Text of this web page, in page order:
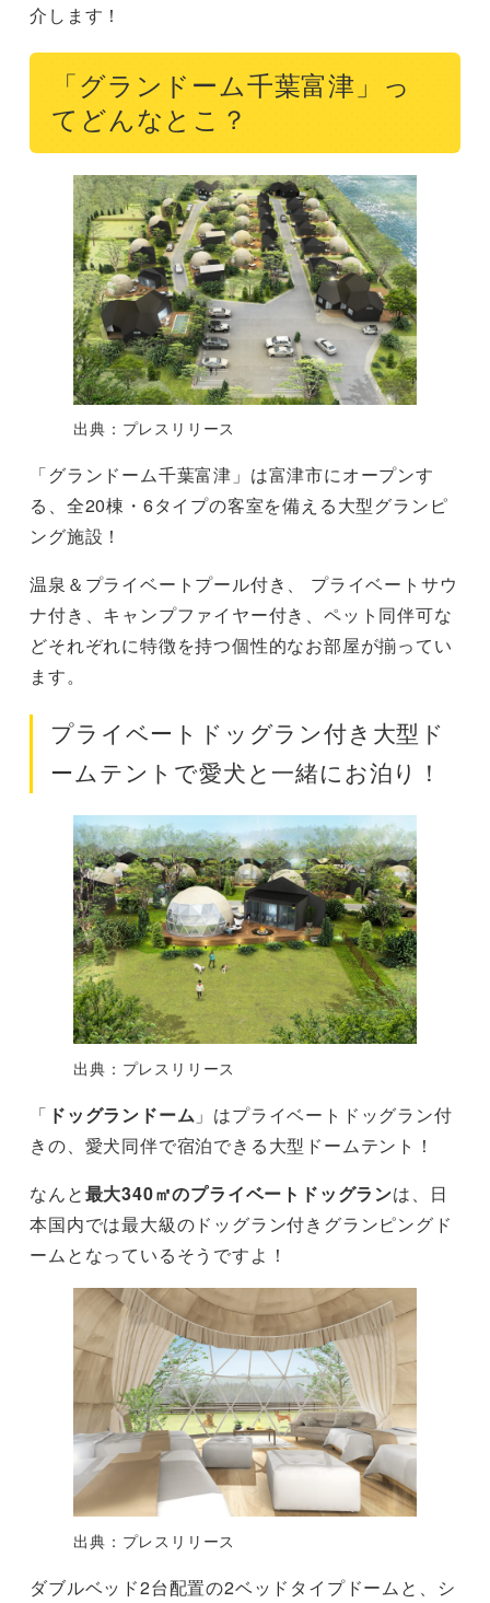
介します！
「グランドーム千葉富津」っ
てどんなとこ？
出典：プレスリリース
「グランドーム千葉富津」は富津市にオープンす
る、全20棟・6タイプの客室を備える大型グランピ
ング施設！
温泉＆プライベートプール付き、 プライベートサウ
ナ付き、キャンプファイヤー付き、ペット同伴可な
どそれぞれに特徴を持つ個性的なお部屋が揃ってい
ます。
プライベートドッグラン付き大型ド
ームテントで愛犬と一緒にお泊り！
出典：プレスリリース
「 ドッグランドーム 」はプライベートドッグラン付
きの、愛犬同伴で宿泊できる大型ドームテント！
なんと最大340㎡のプライベートドッグランは、日
本国内では最大級のドッグラン付きグランピングド
ームとなっているそうですよ！
出典：プレスリリース
ダブルベッド2台配置の2ベッドタイプドームと、シ